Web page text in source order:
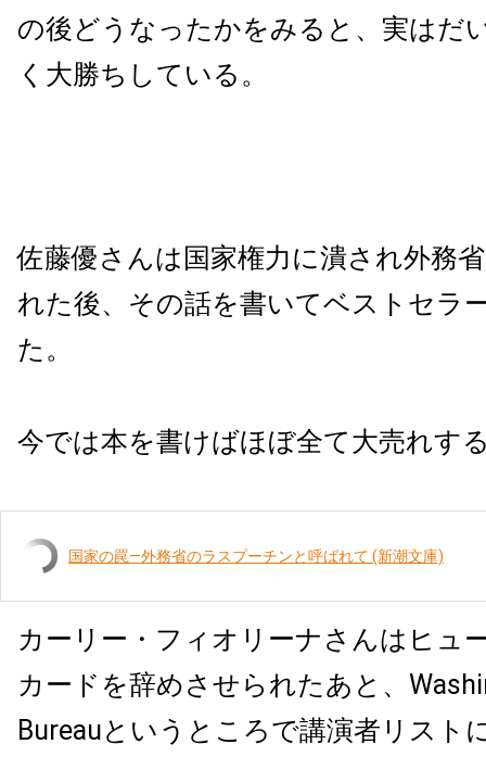
の後どうなったかをみると、実はだ
く大勝ちしている。
佐藤優さんは国家権力に潰され外務
れた後、その話を書いてベストセラ
た。
今では本を書けばほぼ全て大売れす
国家の罠―外務省のラスプーチンと呼ばれて (新潮文庫)
カーリー・フィオリーナさんはヒュ
カードを辞めさせられたあと、
Bureauというところで講演者リスト